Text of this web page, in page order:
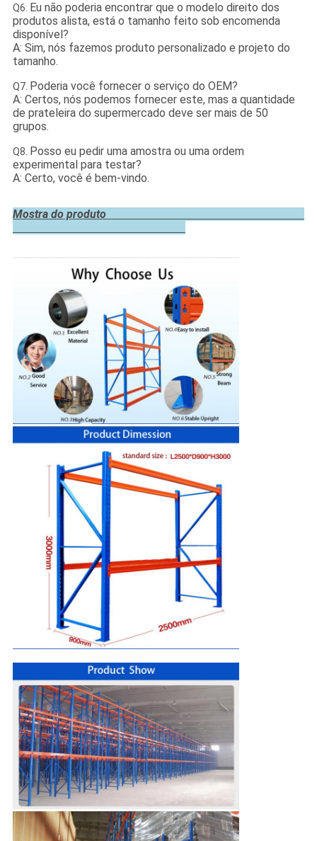
Q6. Eu não poderia encontrar que o modelo direito dos
produtos alista, está o tamanho feito sob encomenda
disponível?
A: Sim, nós fazemos produto personalizado e projeto do
tamanho.
Q7. Poderia você fornecer o serviço do OEM?
A: Certos, nós podemos fornecer este, mas a quantidade
de prateleira do supermercado deve ser mais de 50
grupos.
Q8. Posso eu pedir uma amostra ou uma ordem
experimental para testar?
A: Certo, você é bem-vindo.
Mostra do produto